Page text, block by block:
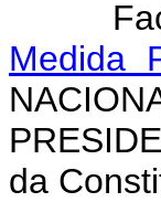
Faço
Medida
da